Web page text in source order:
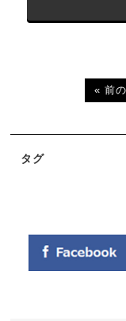
« 前
タグ